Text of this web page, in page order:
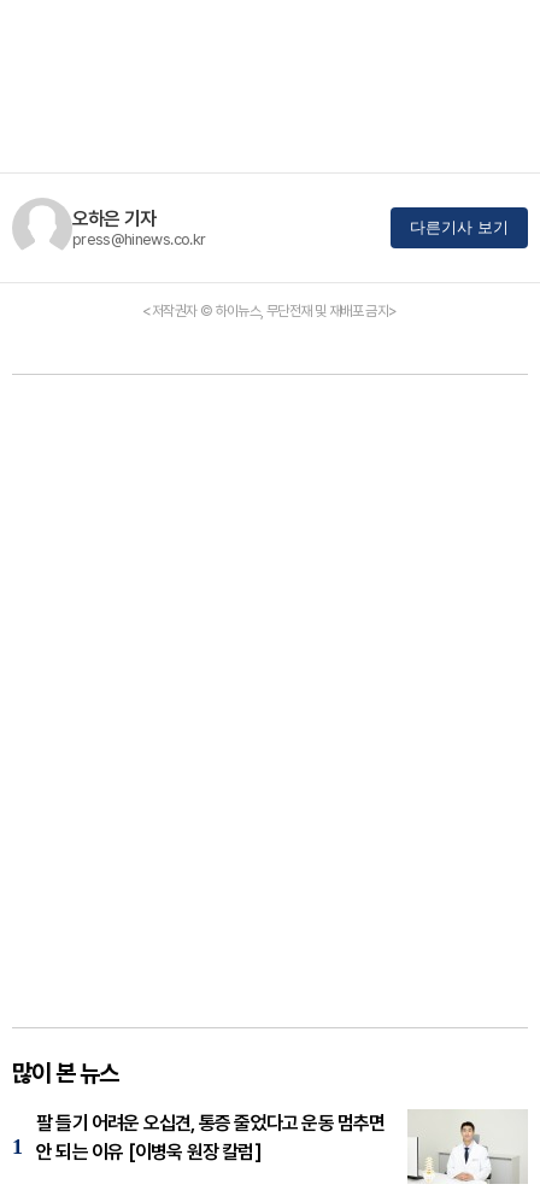
오하은 기자
press@hinews.co.kr
다른기사 보기
<저작권자 © 하이뉴스, 무단전재 및 재배포 금지>
많이 본 뉴스
1
팔 들기 어려운 오십견, 통증 줄었다고 운동 멈추면
안 되는 이유 [이병욱 원장 칼럼]